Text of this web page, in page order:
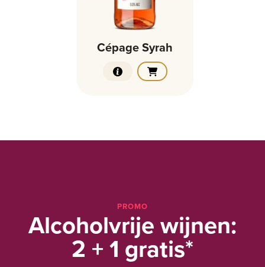
Cépage Syrah
PROMO
Alcoholvrije wijnen:
2 + 1 gratis*